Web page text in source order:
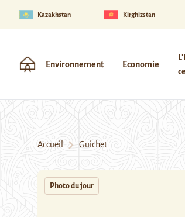
Kazakhstan Kirghizstan
Environnement Economie
Accueil Guichet
Photo du jour